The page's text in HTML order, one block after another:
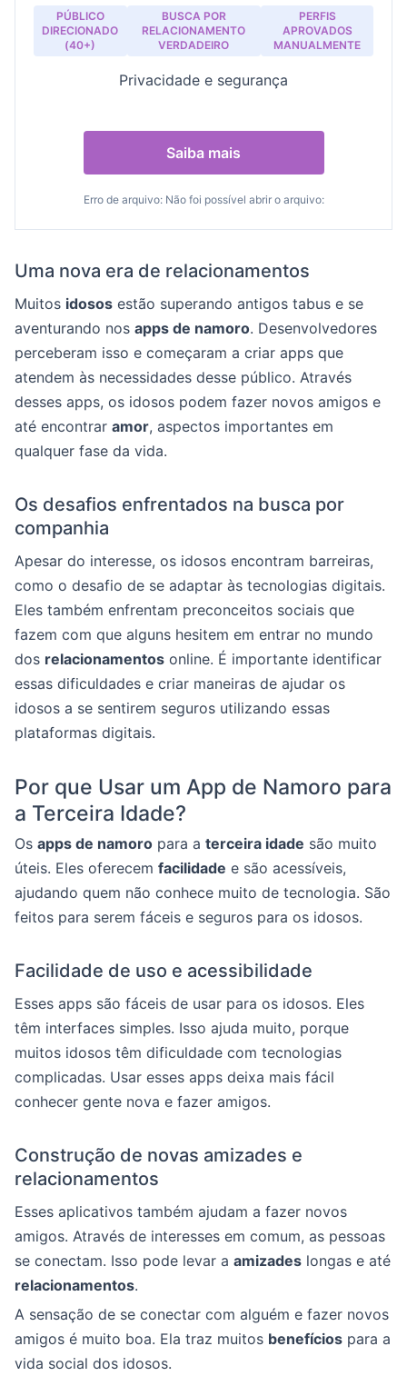
PÚBLICO
DIRECIONADO
(40+)
BUSCA POR
RELACIONAMENTO
VERDADEIRO
PERFIS
APROVADOS
MANUALMENTE
Privacidade e segurança
Saiba mais
Erro de arquivo: Não foi possível abrir o arquivo:
Uma nova era de relacionamentos
Muitos idosos estão superando antigos tabus e se
aventurando nos apps de namoro. Desenvolvedores
perceberam isso e começaram a criar apps que
atendem às necessidades desse público. Através
desses apps, os idosos podem fazer novos amigos e
até encontrar amor, aspectos importantes em
qualquer fase da vida.
Os desafios enfrentados na busca por
companhia
Apesar do interesse, os idosos encontram barreiras,
como o desafio de se adaptar às tecnologias digitais.
Eles também enfrentam preconceitos sociais que
fazem com que alguns hesitem em entrar no mundo
dos relacionamentos online. É importante identificar
essas dificuldades e criar maneiras de ajudar os
idosos a se sentirem seguros utilizando essas
plataformas digitais.
Por que Usar um App de Namoro para
a Terceira Idade?
Os apps de namoro para a terceira idade são muito
úteis. Eles oferecem facilidade e são acessíveis,
ajudando quem não conhece muito de tecnologia. São
feitos para serem fáceis e seguros para os idosos.
Facilidade de uso e acessibilidade
Esses apps são fáceis de usar para os idosos. Eles
têm interfaces simples. Isso ajuda muito, porque
muitos idosos têm dificuldade com tecnologias
complicadas. Usar esses apps deixa mais fácil
conhecer gente nova e fazer amigos.
Construção de novas amizades e
relacionamentos
Esses aplicativos também ajudam a fazer novos
amigos. Através de interesses em comum, as pessoas
se conectam. Isso pode levar a amizades longas e até
relacionamentos.
A sensação de se conectar com alguém e fazer novos
amigos é muito boa. Ela traz muitos benefícios para a
vida social dos idosos.